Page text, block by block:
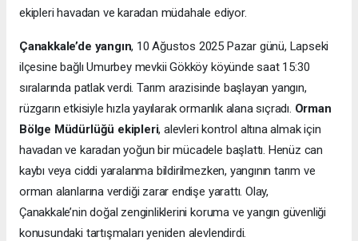
ekipleri havadan ve karadan müdahale ediyor.
Çanakkale’de yangın, 10 Ağustos 2025 Pazar günü, Lapseki
ilçesine bağlı Umurbey mevkii Gökköy köyünde saat 15:30
sıralarında patlak verdi. Tarım arazisinde başlayan yangın,
rüzgarın etkisiyle hızla yayılarak ormanlık alana sıçradı. Orman
Bölge Müdürlüğü ekipleri, alevleri kontrol altına almak için
havadan ve karadan yoğun bir mücadele başlattı. Henüz can
kaybı veya ciddi yaralanma bildirilmezken, yangının tarım ve
orman alanlarına verdiği zarar endişe yarattı. Olay,
Çanakkale’nin doğal zenginliklerini koruma ve yangın güvenliği
konusundaki tartışmaları yeniden alevlendirdi.